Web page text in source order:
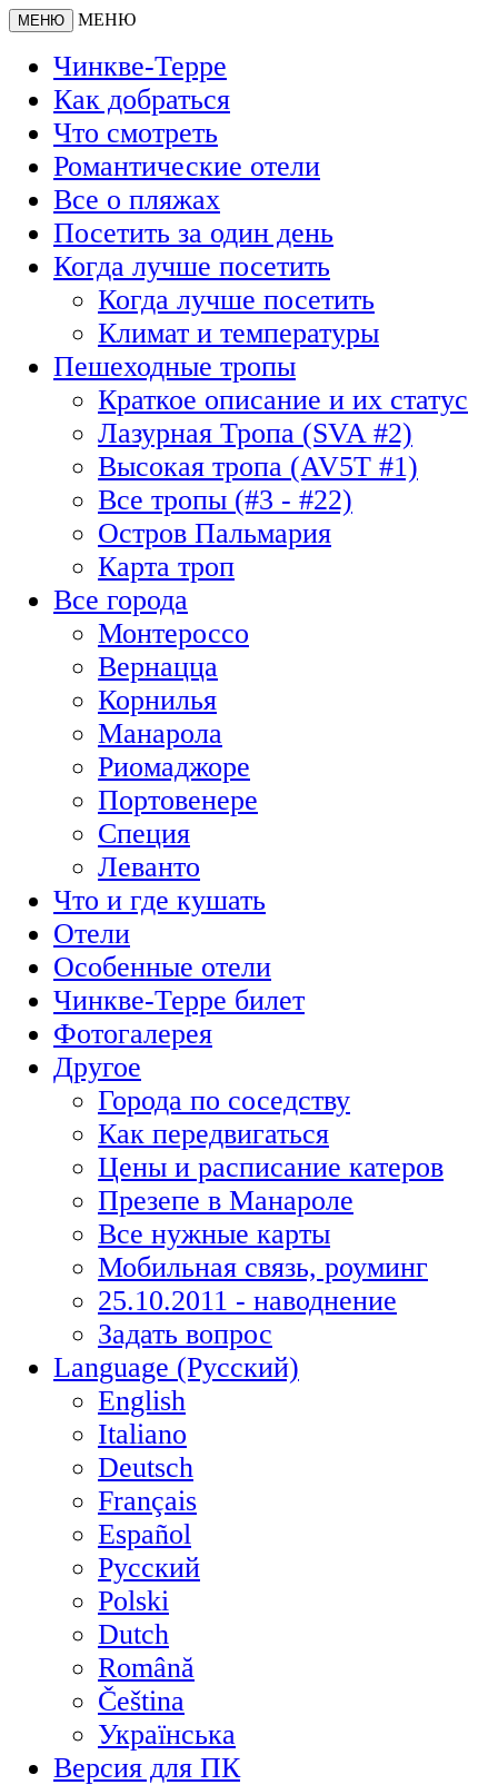
МЕНЮ МЕНЮ
Чинкве-Терре
Как добраться
Что смотреть
Романтические отели
Все о пляжах
Посетить за один день
Когда лучше посетить
Когда лучше посетить
Климат и температуры
Пешеходные тропы
Краткое описание и их статус
Лазурная Тропа (SVA #2)
Высокая тропа (AV5T #1)
Все тропы (#3 - #22)
Остров Пальмария
Карта троп
Все города
Монтероссо
Вернацца
Корнилья
Манарола
Риомаджоре
Портовенере
Специя
Леванто
Что и где кушать
Отели
Особенные отели
Чинкве-Терре билет
Фотогалерея
Другое
Города по соседству
Как передвигаться
Цены и расписание катеров
Презепе в Манароле
Все нужные карты
Мобильная связь, роуминг
25.10.2011 - наводнение
Задать вопрос
Language (Русский)
English
Italiano
Deutsch
Français
Español
Русский
Polski
Dutch
Română
Čeština
Українська
Версия для ПК